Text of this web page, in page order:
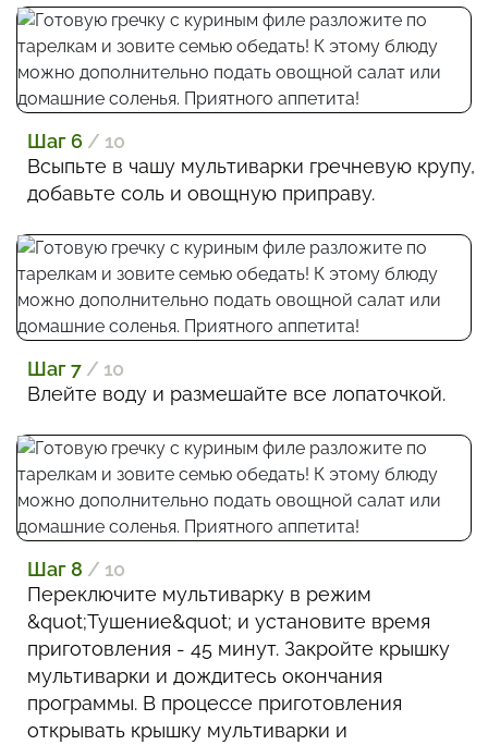
Шаг 6 / 10
Всыпьте в чашу мультиварки гречневую крупу,
добавьте соль и овощную приправу.
Шаг 7 / 10
Влейте воду и размешайте все лопаточкой.
Шаг 8 / 10
Переключите мультиварку в режим
&quot;Тушение&quot; и установите время
приготовления - 45 минут. Закройте крышку
мультиварки и дождитесь окончания
программы. В процессе приготовления
открывать крышку мультиварки и